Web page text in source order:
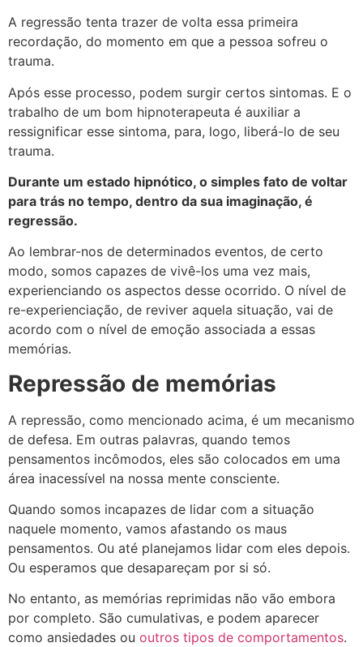
A regressão tenta trazer de volta essa primeira
recordação, do momento em que a pessoa sofreu o
trauma.
Após esse processo, podem surgir certos sintomas. E o
trabalho de um bom hipnoterapeuta é auxiliar a
ressignificar esse sintoma, para, logo, liberá-lo de seu
trauma.
Durante um estado hipnótico, o simples fato de voltar
para trás no tempo, dentro da sua imaginação, é
regressão.
Ao lembrar-nos de determinados eventos, de certo
modo, somos capazes de vivê-los uma vez mais,
experienciando os aspectos desse ocorrido. O nível de
re-experienciação, de reviver aquela situação, vai de
acordo com o nível de emoção associada a essas
memórias.
Repressão de memórias
A repressão, como mencionado acima, é um mecanismo
de defesa. Em outras palavras, quando temos
pensamentos incômodos, eles são colocados em uma
área inacessível na nossa mente consciente.
Quando somos incapazes de lidar com a situação
naquele momento, vamos afastando os maus
pensamentos. Ou até planejamos lidar com eles depois.
Ou esperamos que desapareçam por si só.
No entanto, as memórias reprimidas não vão embora
por completo. São cumulativas, e podem aparecer
como ansiedades ou outros tipos de comportamentos.